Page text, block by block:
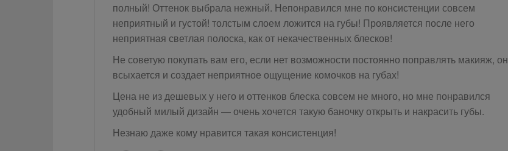
полный! Оттенок выбрала нежный. Непонравился мне по консистенции совсем
неприятный и густой! толстым слоем ложится на губы! Проявляется после него
неприятная светлая полоска, как от некачественных блесков!
Не советую покупать вам его, если нет возможности постоянно поправлять макияж, он
всыхается и создает неприятное ощущение комочков на губах!
Цена не из дешевых у него и оттенков блеска совсем не много, но мне понравился
удобный милый дизайн — очень хочется такую баночку открыть и накрасить губы.
Незнаю даже кому нравится такая консистенция!